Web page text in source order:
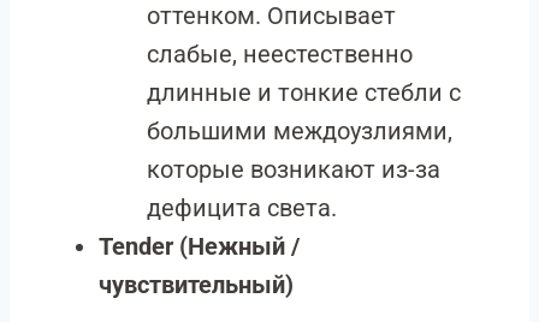
оттенком. Описывает
слабые, неестественно
длинные и тонкие стебли с
большими междоузлиями,
которые возникают из-за
дефицита света.
Tender (Нежный /
чувствительный)